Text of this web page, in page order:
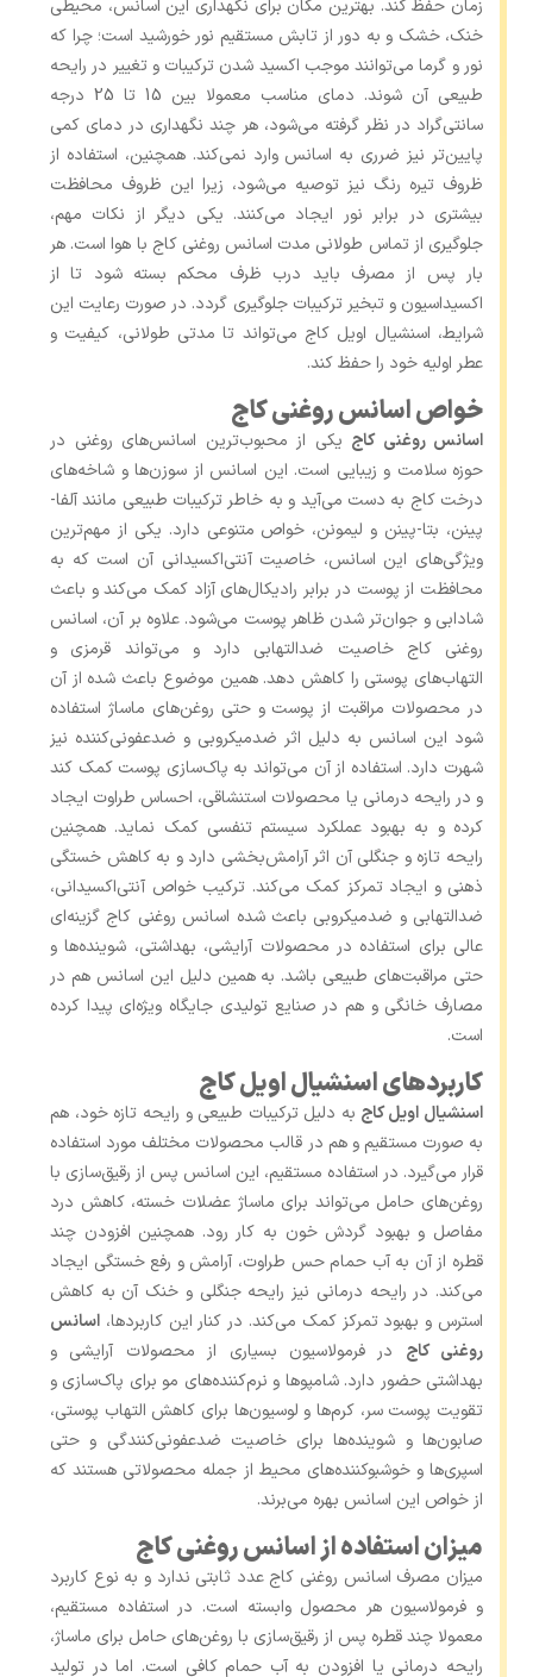
زمان حفظ کند. بهترین مکان برای نگهداری این اسانس، محیطی
خنک، خشک و به دور از تابش مستقیم نور خورشید است؛ چرا که
نور و گرما می‌توانند موجب اکسید شدن ترکیبات و تغییر در رایحه
طبیعی آن شوند. دمای مناسب معمولا بین 15 تا 25 درجه
سانتی‌گراد در نظر گرفته می‌شود، هر چند نگهداری در دمای کمی
پایین‌تر نیز ضرری به اسانس وارد نمی‌کند. همچنین، استفاده از
ظروف تیره رنگ نیز توصیه می‌شود، زیرا این ظروف محافظت
بیشتری در برابر نور ایجاد می‌کنند. یکی دیگر از نکات مهم،
جلوگیری از تماس طولانی ‌مدت اسانس روغنی کاج با هوا است. هر
بار پس از مصرف باید درب ظرف محکم بسته شود تا از
اکسیداسیون و تبخیر ترکیبات جلوگیری گردد. در صورت رعایت این
شرایط، اسنشیال اویل کاج می‌تواند تا مدتی طولانی، کیفیت و
عطر اولیه خود را حفظ کند.
خواص اسانس روغنی کاج
اسانس روغنی کاج یکی از محبوب‌ترین اسانس‌های روغنی در
حوزه سلامت و زیبایی است. این اسانس از سوزن‌ها و شاخه‌های
درخت کاج به دست می‌آید و به خاطر ترکیبات طبیعی مانند آلفا-
پینن، بتا-پینن و لیمونن، خواص متنوعی دارد. یکی از مهم‌ترین
ویژگی‌های این اسانس، خاصیت آنتی‌اکسیدانی آن است که به
محافظت از پوست در برابر رادیکال‌های آزاد کمک می‌کند و باعث
شادابی و جوان‌تر شدن ظاهر پوست می‌شود. علاوه بر آن، اسانس
روغنی کاج خاصیت ضدالتهابی دارد و می‌تواند قرمزی و
التهاب‌های پوستی را کاهش دهد. همین موضوع باعث شده از آن
در محصولات مراقبت از پوست و حتی روغن‌های ماساژ استفاده
شود این اسانس به دلیل اثر ضدمیکروبی و ضدعفونی‌کننده نیز
شهرت دارد. استفاده از آن می‌تواند به پاک‌سازی پوست کمک کند
و در رایحه ‌درمانی یا محصولات استنشاقی، احساس طراوت ایجاد
کرده و به بهبود عملکرد سیستم تنفسی کمک نماید. همچنین
رایحه تازه و جنگلی آن اثر آرامش‌بخشی دارد و به کاهش خستگی
ذهنی و ایجاد تمرکز کمک می‌کند. ترکیب خواص آنتی‌اکسیدانی،
ضدالتهابی و ضدمیکروبی باعث شده اسانس روغنی کاج گزینه‌ای
عالی برای استفاده در محصولات آرایشی، بهداشتی، شوینده‌ها و
حتی مراقبت‌های طبیعی باشد. به همین دلیل این اسانس هم در
مصارف خانگی و هم در صنایع تولیدی جایگاه ویژه‌ای پیدا کرده
است.
کاربردهای اسنشیال اویل کاج
اسنشیال اویل کاج به دلیل ترکیبات طبیعی و رایحه تازه خود، هم
به صورت مستقیم و هم در قالب محصولات مختلف مورد استفاده
قرار می‌گیرد. در استفاده مستقیم، این اسانس پس از رقیق‌سازی با
روغن‌های حامل می‌تواند برای ماساژ عضلات خسته، کاهش درد
مفاصل و بهبود گردش خون به کار رود. همچنین افزودن چند
قطره از آن به آب حمام حس طراوت، آرامش و رفع خستگی ایجاد
می‌کند. در رایحه ‌درمانی نیز رایحه جنگلی و خنک آن به کاهش
استرس و بهبود تمرکز کمک می‌کند. در کنار این کاربردها، اسانس
روغنی کاج در فرمولاسیون بسیاری از محصولات آرایشی و
بهداشتی حضور دارد. شامپوها و نرم‌کننده‌های مو برای پاک‌سازی و
تقویت پوست سر، کرم‌ها و لوسیون‌ها برای کاهش التهاب پوستی،
صابون‌ها و شوینده‌ها برای خاصیت ضدعفونی‌کنندگی و حتی
اسپری‌ها و خوشبوکننده‌های محیط از جمله محصولاتی هستند که
از خواص این اسانس بهره می‌برند.
میزان استفاده از اسانس روغنی کاج
میزان مصرف اسانس روغنی کاج عدد ثابتی ندارد و به نوع کاربرد
و فرمولاسیون هر محصول وابسته است. در استفاده مستقیم،
معمولا چند قطره پس از رقیق‌سازی با روغن‌های حامل برای ماساژ،
رایحه‌ درمانی یا افزودن به آب حمام کافی است. اما در تولید